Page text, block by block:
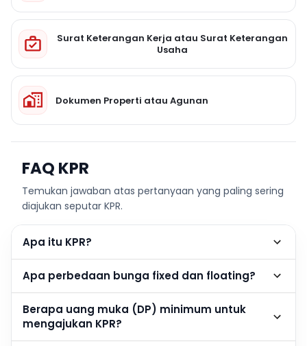
Surat Keterangan Kerja atau Surat Keterangan
Usaha
Dokumen Properti atau Agunan
FAQ KPR
Temukan jawaban atas pertanyaan yang paling sering
diajukan seputar KPR.
Apa itu KPR?
Apa perbedaan bunga fixed dan floating?
Berapa uang muka (DP) minimum untuk
mengajukan KPR?